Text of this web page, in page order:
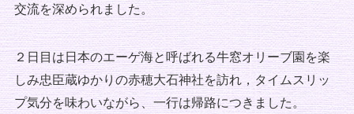
交流を深められました。
２日目は日本のエーゲ海と呼ばれる牛窓オリーブ園を楽
しみ忠臣蔵ゆかりの赤穂大石神社を訪れ，タイムスリッ
プ気分を味わいながら、一行は帰路につきました。